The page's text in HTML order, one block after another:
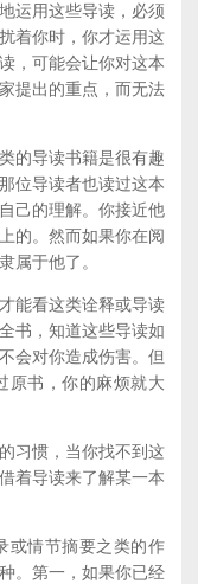
运用这些导读，必须
着你时，你才运用这
，可能会让你对这本
提出的重点，而无法
的导读书籍是很有趣
位导读者也读过这本
己的理解。你接近他
的。然而如果你在阅
属于他了。
能看这类诠释或导读
书，知道这些导读如
会对你造成伤害。但
原书，你的麻烦就大
习惯，当你找不到这
着导读来了解某一本
或情节摘要之类的作
。第一，如果你已经